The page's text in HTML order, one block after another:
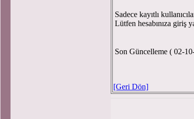
Sadece kayıtlı
Lütfen hesabınıza giriş
Son Güncelleme ( 02-
[Geri Dön]